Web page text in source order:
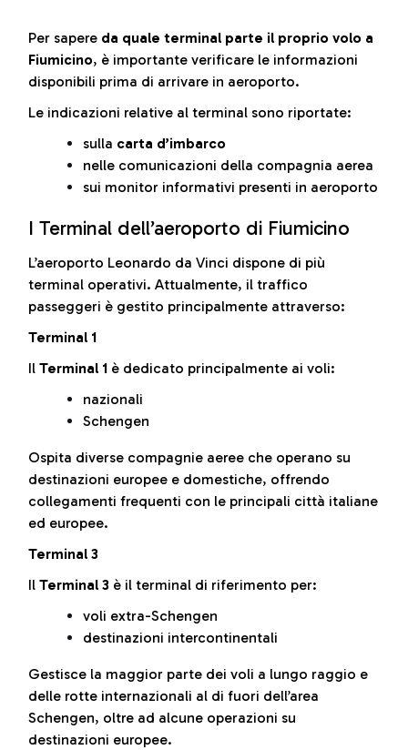
Per sapere da quale terminal parte il proprio volo a
Fiumicino, è importante verificare le informazioni
disponibili prima di arrivare in aeroporto.
Le indicazioni relative al terminal sono riportate:
sulla carta d’imbarco
nelle comunicazioni della compagnia aerea
sui monitor informativi presenti in aeroporto
I Terminal dell’aeroporto di Fiumicino
L’aeroporto Leonardo da Vinci dispone di più
terminal operativi. Attualmente, il traffico
passeggeri è gestito principalmente attraverso:
Terminal 1
Il Terminal 1 è dedicato principalmente ai voli:
nazionali
Schengen
Ospita diverse compagnie aeree che operano su
destinazioni europee e domestiche, offrendo
collegamenti frequenti con le principali città italiane
ed europee.
Terminal 3
Il Terminal 3 è il terminal di riferimento per:
voli extra-Schengen
destinazioni intercontinentali
Gestisce la maggior parte dei voli a lungo raggio e
delle rotte internazionali al di fuori dell’area
Schengen, oltre ad alcune operazioni su
destinazioni europee.